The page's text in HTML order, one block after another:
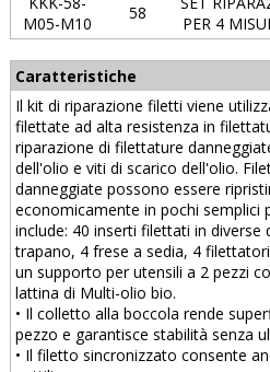
M05-M10
58
PER 4
Caratteristiche
Il kit di riparazione filetti viene
filettate ad alta resistenza in
riparazione di filettature
dell'olio e viti di scarico dell'olio.
danneggiate possono essere
economicamente in pochi semplici
include: 40 inserti filettati in diverse
trapano, 4 frese a sedia, 4
un supporto per utensili a 2 pezzi
lattina di Multi-olio bio.
• Il colletto alla boccola rende
pezzo e garantisce stabilità senza
• Il filetto sincronizzato consente